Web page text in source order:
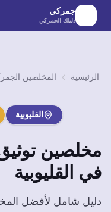
الانتقال إلى المحتوى الرئيسي
جمركي
دليلك الجمركي
الرئيسية المخلصين
القليوبية
مخلصين
في القليوبية
دليل شامل لأفضل